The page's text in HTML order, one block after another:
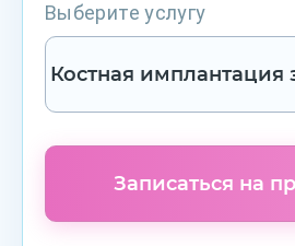
Выберите услугу
Записаться на